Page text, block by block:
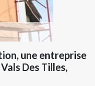
une entreprise
Des Tilles,